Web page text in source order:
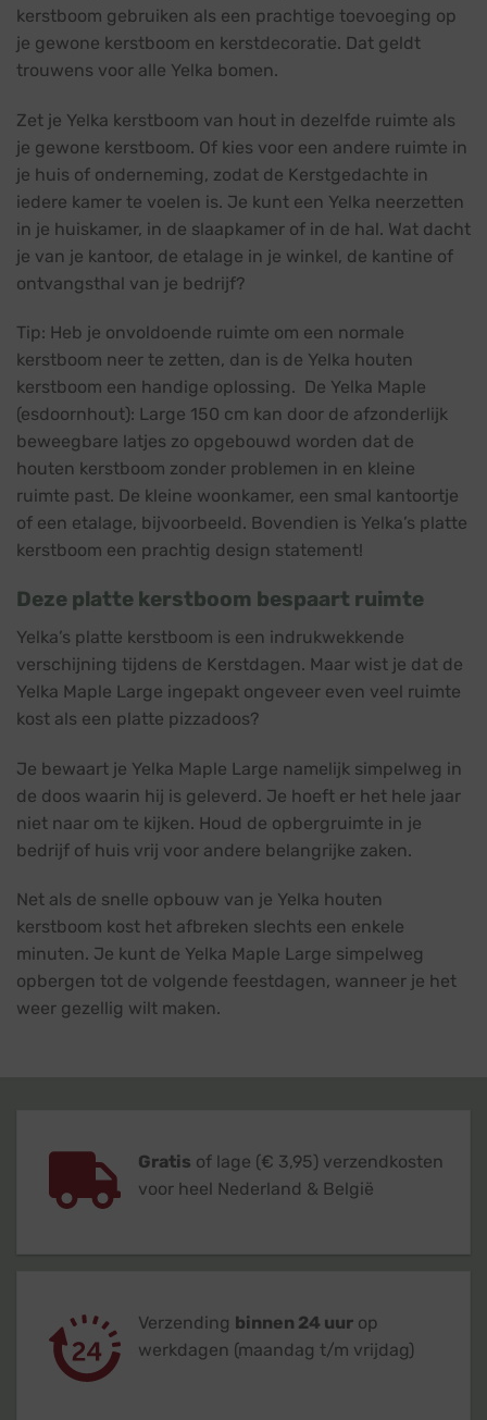
kerstboom gebruiken als een prachtige toevoeging op
je gewone kerstboom en kerstdecoratie. Dat geldt
trouwens voor alle Yelka bomen.
Zet je Yelka kerstboom van hout in dezelfde ruimte als
je gewone kerstboom. Of kies voor een andere ruimte in
je huis of onderneming, zodat de Kerstgedachte in
iedere kamer te voelen is. Je kunt een Yelka neerzetten
in je huiskamer, in de slaapkamer of in de hal. Wat dacht
je van je kantoor, de etalage in je winkel, de kantine of
ontvangsthal van je bedrijf?
Tip: Heb je onvoldoende ruimte om een normale
kerstboom neer te zetten, dan is de Yelka houten
kerstboom een handige oplossing. De Yelka Maple
(esdoornhout): Large 150 cm kan door de afzonderlijk
beweegbare latjes zo opgebouwd worden dat de
houten kerstboom zonder problemen in en kleine
ruimte past. De kleine woonkamer, een smal kantoortje
of een etalage, bijvoorbeeld. Bovendien is Yelka’s platte
kerstboom een prachtig design statement!
Deze platte kerstboom bespaart ruimte
Yelka’s platte kerstboom is een indrukwekkende
verschijning tijdens de Kerstdagen. Maar wist je dat de
Yelka Maple Large ingepakt ongeveer even veel ruimte
kost als een platte pizzadoos?
Je bewaart je Yelka Maple Large namelijk simpelweg in
de doos waarin hij is geleverd. Je hoeft er het hele jaar
niet naar om te kijken. Houd de opbergruimte in je
bedrijf of huis vrij voor andere belangrijke zaken.
Net als de snelle opbouw van je Yelka houten
kerstboom kost het afbreken slechts een enkele
minuten. Je kunt de Yelka Maple Large simpelweg
opbergen tot de volgende feestdagen, wanneer je het
weer gezellig wilt maken.
Gratis of lage (€ 3,95) verzendkosten
voor heel Nederland & België
Verzending binnen 24 uur op
werkdagen (maandag t/m vrijdag)